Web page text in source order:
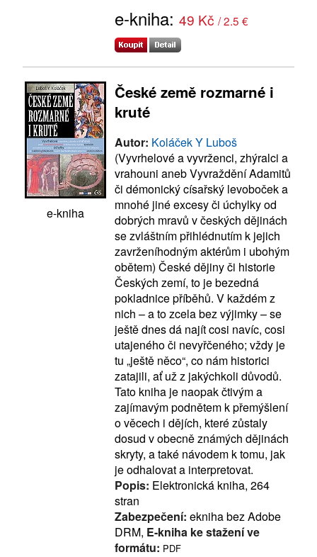
e-kniha: 49 Kč / 2.5 €
e-kniha
České země rozmarné i
kruté
Autor: Koláček Y Luboš
(Vyvrhelové a vyvrženci, zhýralci a
vrahouni aneb Vyvraždění Adamitů
či démonický císařský levoboček a
mnohé jiné excesy či úchylky od
dobrých mravů v českých dějinách
se zvláštním přihlédnutím k jejich
zavrženíhodným aktérům i ubohým
obětem) České dějiny či historie
Českých zemí, to je bezedná
pokladnice příběhů. V každém z
nich – a to zcela bez výjimky – se
ještě dnes dá najít cosi navíc, cosi
utajeného či nevyřčeného; vždy je
tu „ještě něco“, co nám historici
zatajili, ať už z jakýchkoli důvodů.
Tato kniha je naopak čtivým a
zajímavým podnětem k přemýšlení
o věcech i dějích, které zůstaly
dosud v obecně známých dějinách
skryty, a také návodem k tomu, jak
je odhalovat a interpretovat.
Popis: Elektronická kniha, 264
stran
Zabezpečení: ekniha bez Adobe
DRM, E-kniha ke stažení ve
formátu: PDF